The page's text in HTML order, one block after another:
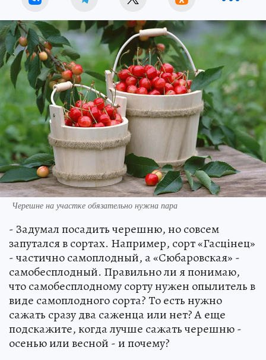
Черешне на участке обязательно нужна пара
- Задумал посадить черешню, но совсем
запутался в сортах. Например, сорт «Гасцiнец»
- частично самоплодный, а «Сюбаровская» -
самобесплодный. Правильно ли я понимаю,
что самобесплодному сорту нужен опылитель в
виде самоплодного сорта? То есть нужно
сажать сразу два саженца или нет? А еще
подскажите, когда лучше сажать черешню -
осенью или весной - и почему?